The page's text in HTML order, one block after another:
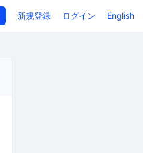
新規登録 ログイン English